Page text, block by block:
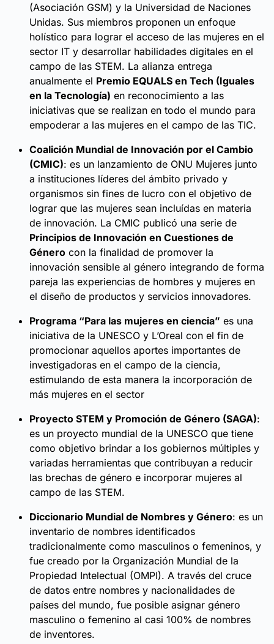
(Asociación GSM) y la Universidad de Naciones
Unidas. Sus miembros proponen un enfoque
holístico para lograr el acceso de las mujeres en el
sector IT y desarrollar habilidades digitales en el
campo de las STEM. La alianza entrega
anualmente el Premio EQUALS en Tech (Iguales
en la Tecnología) en reconocimiento a las
iniciativas que se realizan en todo el mundo para
empoderar a las mujeres en el campo de las TIC.
Coalición Mundial de Innovación por el Cambio
(CMIC): es un lanzamiento de ONU Mujeres junto
a instituciones líderes del ámbito privado y
organismos sin fines de lucro con el objetivo de
lograr que las mujeres sean incluídas en materia
de innovación. La CMIC publicó una serie de
Principios de Innovación en Cuestiones de
Género con la finalidad de promover la
innovación sensible al género integrando de forma
pareja las experiencias de hombres y mujeres en
el diseño de productos y servicios innovadores.
Programa “Para las mujeres en ciencia” es una
iniciativa de la UNESCO y L’Oreal con el fin de
promocionar aquellos aportes importantes de
investigadoras en el campo de la ciencia,
estimulando de esta manera la incorporación de
más mujeres en el sector
Proyecto STEM y Promoción de Género (SAGA):
es un proyecto mundial de la UNESCO que tiene
como objetivo brindar a los gobiernos múltiples y
variadas herramientas que contribuyan a reducir
las brechas de género e incorporar mujeres al
campo de las STEM.
Diccionario Mundial de Nombres y Género: es un
inventario de nombres identificados
tradicionalmente como masculinos o femeninos, y
fue creado por la Organización Mundial de la
Propiedad Intelectual (OMPI). A través del cruce
de datos entre nombres y nacionalidades de
países del mundo, fue posible asignar género
masculino o femenino al casi 100% de nombres
de inventores.